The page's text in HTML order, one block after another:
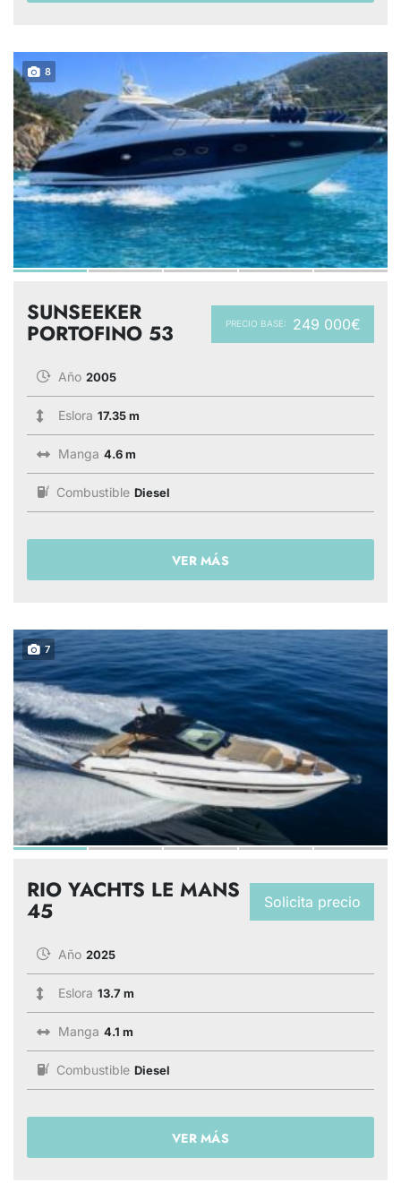
8
PRECIO BASE: 249 000€
SUNSEEKER
PORTOFINO 53
Año 2005
Eslora 17.35 m
Manga 4.6 m
Combustible Diesel
VER MÁS
7
Solicita precio
RIO YACHTS LE MANS
45
Año 2025
Eslora 13.7 m
Manga 4.1 m
Combustible Diesel
VER MÁS